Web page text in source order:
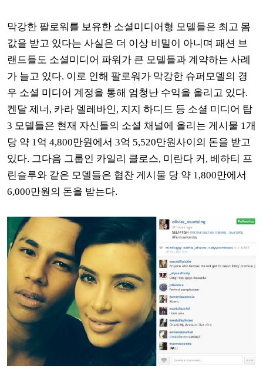
막강한 팔로워를 보유한 소셜미디어형 모델들은 최고 몸
값을 받고 있다는 사실은 더 이상 비밀이 아니며 패션 브
랜드들도 소셜미디어 파워가 큰 모델들과 계약하는 사례
가 늘고 있다. 이로 인해 팔로워가 막강한 슈퍼모델의 경
우 소셜 미디어 계정을 통해 엄청난 수익을 올리고 있다.
켄달 제너 , 카라 델레바인 , 지지 하디드 등 소셜 미디어 탑
3 모델들은 현재 자신들의 소셜 채널에 올리는 게시물 1개
당 약 1 억 4,800만원에서 3억 5,520만원사이의 돈을 받고
있다. 그다음 그룹인 카일리 클로스, 미란다 커 , 베하티 프
린슬루와 같은 모델들은 협찬 게시물 당 약 1,800만에서
6,000만원의 돈을 받는다.